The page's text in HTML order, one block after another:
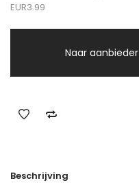
EUR3.99
Naar aanbieder
Beschrijving